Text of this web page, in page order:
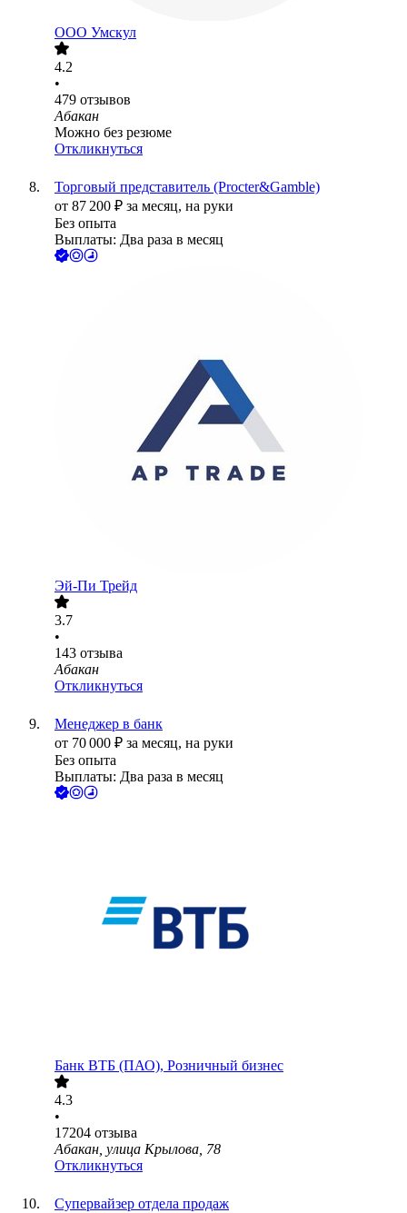
ООО Умскул
4.2
•
479 отзывов
Абакан
Можно без резюме
Откликнуться
Торговый представитель (Procter&Gamble)
от 87 200 ₽ за месяц, на руки
Без опыта
Выплаты: Два раза в месяц
Эй-Пи Трейд
3.7
•
143 отзыва
Абакан
Откликнуться
Менеджер в банк
от 70 000 ₽ за месяц, на руки
Без опыта
Выплаты: Два раза в месяц
Банк ВТБ (ПАО), Розничный бизнес
4.3
•
17204 отзыва
Абакан, улица Крылова, 78
Откликнуться
Супервайзер отдела продаж